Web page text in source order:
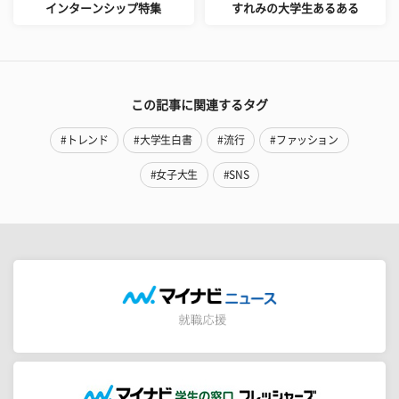
インターンシップ特集 すれみの大学生あるある
この記事に関連するタグ
#トレンド #大学生白書 #流行 #ファッション
#女子大生 #SNS